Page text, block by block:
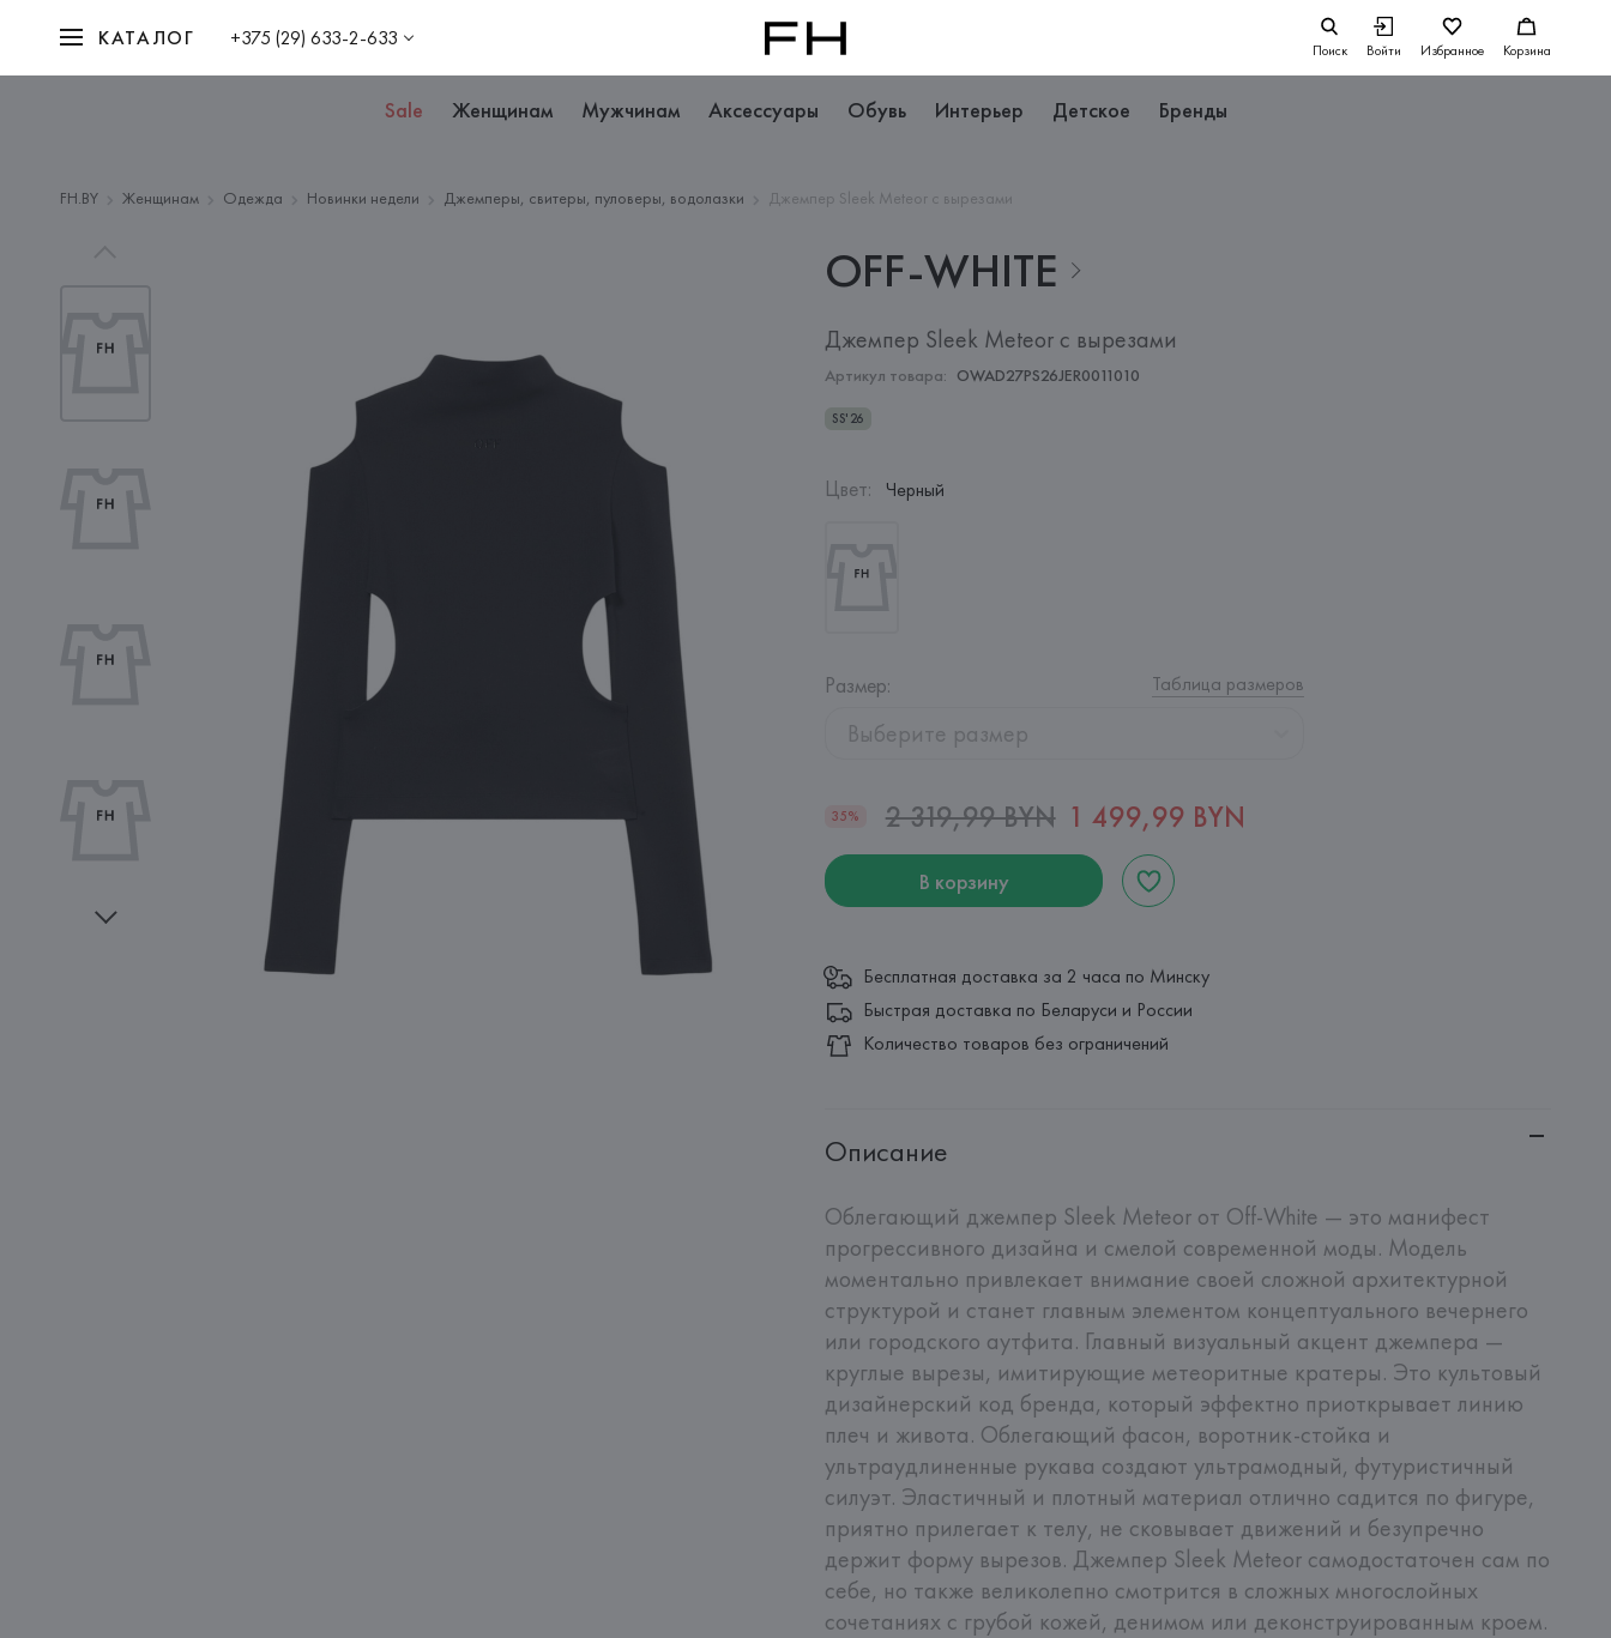
КАТАЛОГ +375 (29) 633-2-633 Поиск Войти Избранное Корзина
Sale Женщинам Мужчинам Аксессуары Обувь Интерьер Детское Бренды
FH.BY Женщинам Одежда Новинки недели Джемперы, свитеры, пуловеры, водолазки Джемпер Sleek Meteor с вырезами
OFF-WHITE
Джемпер Sleek Meteor с вырезами
Артикул товара: OWAD27PS26JER0011010
SS'26
Цвет: Черный
Размер: Таблица размеров
Выберите размер
35% 2 319,99 BYN 1 499,99 BYN
В корзину
Бесплатная доставка за 2 часа по Минску
Быстрая доставка по Беларуси и России
Количество товаров без ограничений
Описание
Облегающий джемпер Sleek Meteor от Off-White — это манифест
прогрессивного дизайна и смелой современной моды. Модель
моментально привлекает внимание своей сложной архитектурной
структурой и станет главным элементом концептуального вечернего
или городского аутфита. Главный визуальный акцент джемпера —
круглые вырезы, имитирующие метеоритные кратеры. Это культовый
дизайнерский код бренда, который эффектно приоткрывает линию
плеч и живота. Облегающий фасон, воротник-стойка и
ультраудлиненные рукава создают ультрамодный, футуристичный
силуэт. Эластичный и плотный материал отлично садится по фигуре,
приятно прилегает к телу, не сковывает движений и безупречно
держит форму вырезов. Джемпер Sleek Meteor самодостаточен сам по
себе, но также великолепно смотрится в сложных многослойных
сочетаниях с грубой кожей, денимом или деконструированным кроем.